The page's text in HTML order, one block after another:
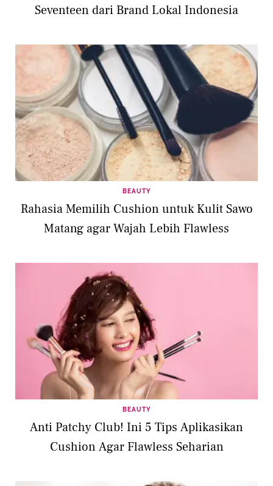
Seventeen dari Brand Lokal Indonesia
BEAUTY
Rahasia Memilih Cushion untuk Kulit Sawo
Matang agar Wajah Lebih Flawless
BEAUTY
Anti Patchy Club! Ini 5 Tips Aplikasikan
Cushion Agar Flawless Seharian